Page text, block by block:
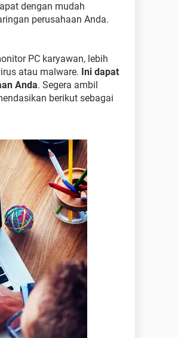
dengan mudah
perusahaan Anda.
PC karyawan, lebih
atau malware. Ini dapat
Anda. Segera ambil
berikut sebagai